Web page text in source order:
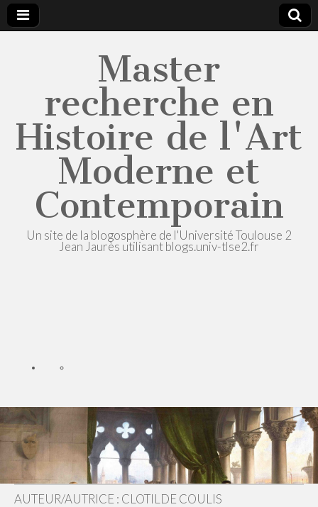
Master
recherche en
Histoire de l'Art
Moderne et
Contemporain
Un site de la blogosphère de l'Université Toulouse 2
Jean Jaurès utilisant blogs.univ-tlse2.fr
AUTEUR/AUTRICE : CLOTILDE COULIS